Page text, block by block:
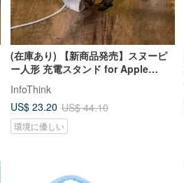
(在庫あり) 【新商品発売】スヌーピ
ー人形 充電スタンド for Apple
InfoThink
US$ 23.20 US$ 44.10
環境に優しい